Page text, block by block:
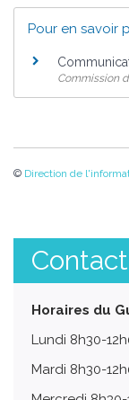
Pour en savoir
Commission
© Direction de
Contact
Horaires du
Lundi 8h30-
Mardi 8h30-